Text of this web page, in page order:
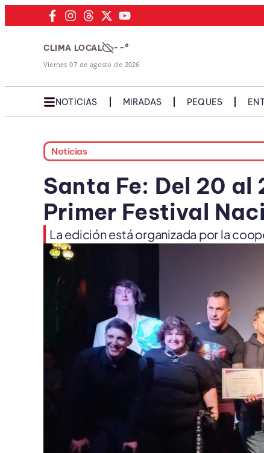
CLIMA LOCAL --°
Viernes 07 de agosto de 2026
NOTICIAS MIRADAS PEQUES
Noticias
Santa Fe: Del 20 al
Primer Festival
La edición está organizada por la